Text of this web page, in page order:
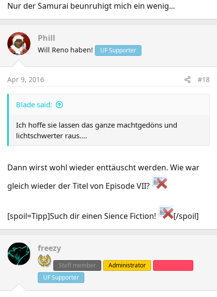
Nur der Samurai beunruhigt mich ein wenig...
Phill
Will Reno haben! UF Supporter
Apr 9, 2016 #18
Blade said:
Ich hoffe sie lassen das ganze machtgedöns und
lichtschwerter raus....
Dann wirst wohl wieder enttäuscht werden. Wie war
gleich wieder der Titel von Episode VII?
[spoil=Tipp]Such dir einen Sience Fiction! [/spoil]
freezy
Staff member Administrator
UF Supporter